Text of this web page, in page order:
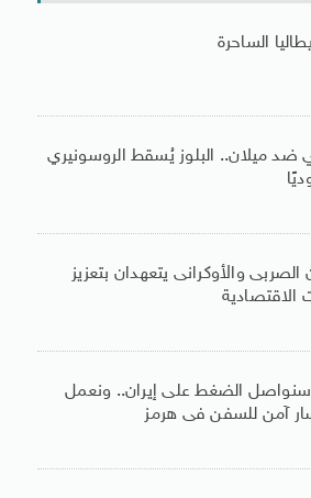
الساحرة
ضد ميلان.. البلوز يُسقط الروسونيري
الصربى والأوكرانى يتعهدان بتعزيز
الاقتصادية
الضغط على إيران.. ونعمل
آمن للسفن فى هرمز